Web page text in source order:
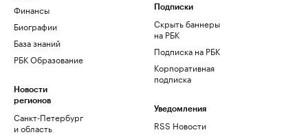
Финансы
Биографии
База знаний
РБК Образование
Новости
регионов
Санкт-Петербург
и область
Подписки
Скрыть баннеры
на РБК
Подписка на РБК
Корпоративная
подписка
Уведомления
RSS Новости